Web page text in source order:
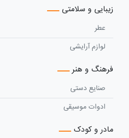
زیبایی و سلامتی
عطر
لوازم آرایشی
فرهنگ و هنر
صنایع دستی
ادوات موسیقی
مادر و کودک